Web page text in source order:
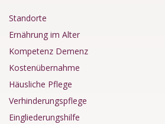
Standorte
Ernährung im Alter
Kompetenz Demenz
Kostenübernahme
Häusliche Pflege
Verhinderungspflege
Eingliederungshilfe